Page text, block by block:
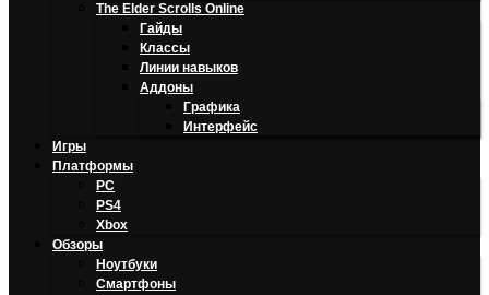
The Elder Scrolls Online
Гайды
Классы
Линии навыков
Аддоны
Графика
Интерфейс
Игры
Платформы
PC
PS4
Xbox
Обзоры
Ноутбуки
Смартфоны